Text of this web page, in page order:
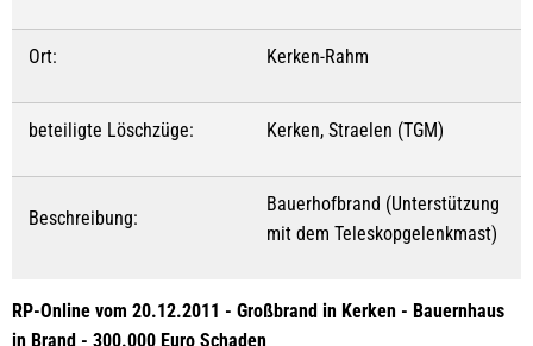
Ort: Kerken-Rahm
beteiligte Löschzüge: Kerken, Straelen (TGM)
Beschreibung:
Bauerhofbrand (Unterstützung
mit dem Teleskopgelenkmast)
RP-Online vom 20.12.2011 - Großbrand in Kerken - Bauernhaus
in Brand - 300.000 Euro Schaden